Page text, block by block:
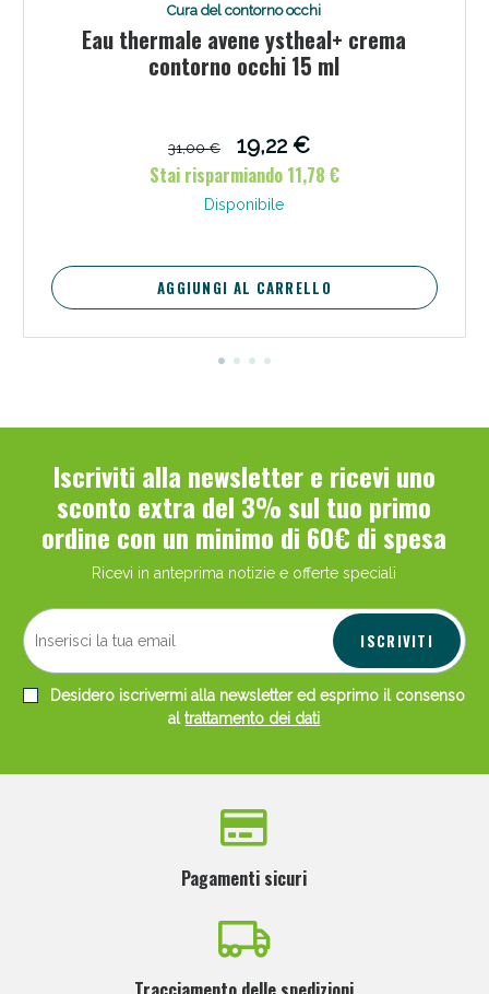
Cura del contorno occhi
Eau thermale avene ystheal+ crema
contorno occhi 15 ml
31,00 €
19,22 €
Stai risparmiando 11,78 €
Disponibile
AGGIUNGI AL CARRELLO
Iscriviti alla newsletter e ricevi uno
sconto extra del 3% sul tuo primo
ordine con un minimo di 60€ di spesa
Ricevi in anteprima notizie e offerte speciali
ISCRIVITI
Desidero iscrivermi alla newsletter ed esprimo il consenso
altrattamento dei dati
Pagamenti sicuri